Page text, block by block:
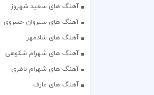
آهنگ های سعید شهروز
آهنگ های سیروان خسروی
آهنگ های شادمهر
آهنگ های شهرام شکوهی
آهنگ های شهرام ناظری
آهنگ های عارف